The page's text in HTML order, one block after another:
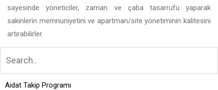
sayesinde yöneticiler, zaman ve çaba tasarrufu yaparak
sakinlerin memnuniyetini ve apartman/site yönetiminin kalitesini
artırabilirler.
Aidat Takip Programı